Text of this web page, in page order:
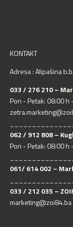
KONTAKT
Adresa : Alipašina
033 / 276 210 –
Pon - Petak: 08:00 h
062 / 912 808 –
Pon - Petak: 08:00 h
061/ 614 002 –
033 / 212 035 –
marketing@zoi84.ba